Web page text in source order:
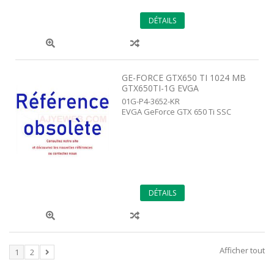
DÉTAILS
GE-FORCE GTX650 TI 1024 MB
GTX650TI-1G EVGA
01G-P4-3652-KR
EVGA GeForce GTX 650 Ti SSC
DÉTAILS
Afficher tout
1 2